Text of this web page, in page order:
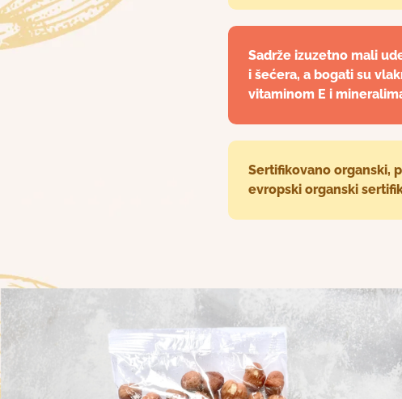
Sadrže izuzetno mali
i šećera, a bogati su
vitaminom E i
Sertifikovano organski,
evropski organski